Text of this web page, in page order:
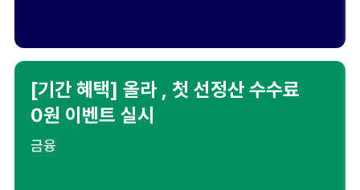
[기간 혜택] 올라 , 첫 선정산 수수료
0원 이벤트 실시
금융